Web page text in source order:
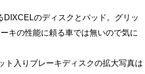
のディスクとパッド。グリッ
キの性能に頼る車では無いので気に
ト入りブレーキディスクの拡大写真は